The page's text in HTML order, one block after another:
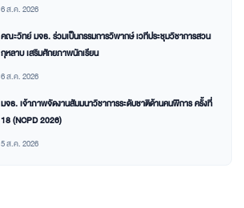
6 ส.ค. 2026
คณะวิทย์ มจธ. ร่วมเป็นกรรมการวิพากษ์ เวทีประชุมวิชาการสวน
กุหลาบ เสริมศักยภาพนักเรียน
6 ส.ค. 2026
มจธ. เจ้าภาพจัดงานสัมมนาวิชาการระดับชาติด้านคนพิการ ครั้งที่
18 (NCPD 2026)
5 ส.ค. 2026